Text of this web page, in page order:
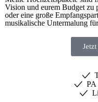
Vision und eurem Budget zu
oder eine große
musikalische Untermalung
PA